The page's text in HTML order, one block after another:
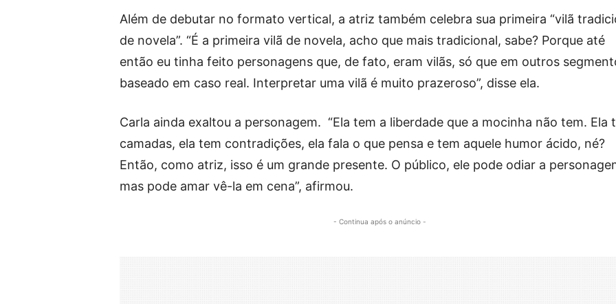
Além de debutar no formato vertical, a atriz também celebra sua primeira “vilã
de novela”. “É a primeira vilã de novela, acho que mais tradicional, sabe? Porque até
então eu tinha feito personagens que, de fato, eram vilãs, só que em outros
baseado em caso real. Interpretar uma vilã é muito prazeroso”, disse ela.
Carla ainda exaltou a personagem. “Ela tem a liberdade que a mocinha não tem. Ela
camadas, ela tem contradições, ela fala o que pensa e tem aquele humor ácido, né?
Então, como atriz, isso é um grande presente. O público, ele pode odiar a
mas pode amar vê-la em cena”, afirmou.
- Continua após o anúncio -